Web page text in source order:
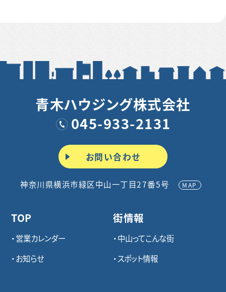
青木ハウジング株式会社
045-933-2131
お問い合わせ
神奈川県横浜市緑区中山一丁目27番5号 MAP
TOP
営業カレンダー
お知らせ
街情報
中山ってこんな街
スポット情報